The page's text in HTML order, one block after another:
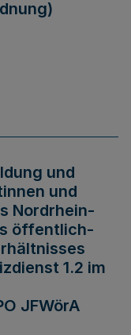
und
und
Nordrhein-
öffentlich-
1.2 im
JFWörA